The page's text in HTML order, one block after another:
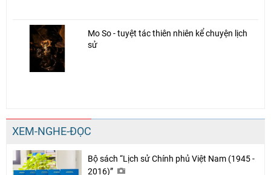
Mo So - tuyệt tác thiên nhiên kể chuyện lịch
sử
XEM-NGHE-ĐỌC
Bộ sách “Lịch sử Chính phủ Việt Nam (1945 -
2016)”